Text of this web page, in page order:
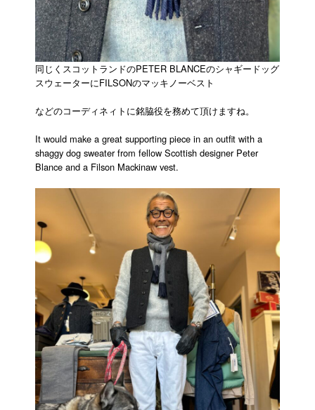
同じくスコットランドのPETER BLANCEのシャギードッグ
スウェーターにFILSONのマッキノーベスト
などのコーディネィトに銘脇役を務めて頂けますね。
It would make a great supporting piece in an outfit with a
shaggy dog ​​sweater from fellow Scottish designer Peter
Blance and a Filson Mackinaw vest.